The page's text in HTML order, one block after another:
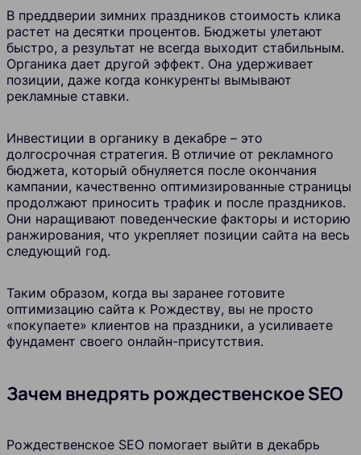
В преддверии зимних праздников стоимость клика
растет на десятки процентов. Бюджеты улетают
быстро, а результат не всегда выходит стабильным.
Органика дает другой эффект. Она удерживает
позиции, даже когда конкуренты вымывают
рекламные ставки.
Инвестиции в органику в декабре – это
долгосрочная стратегия. В отличие от рекламного
бюджета, который обнуляется после окончания
кампании, качественно оптимизированные страницы
продолжают приносить трафик и после праздников.
Они наращивают поведенческие факторы и историю
ранжирования, что укрепляет позиции сайта на весь
следующий год.
Таким образом, когда вы заранее готовите
оптимизацию сайта к Рождеству, вы не просто
«покупаете» клиентов на праздники, а усиливаете
фундамент своего онлайн-присутствия.
Зачем внедрять рождественское SEO
Рождественское SEO помогает выйти в декабрь